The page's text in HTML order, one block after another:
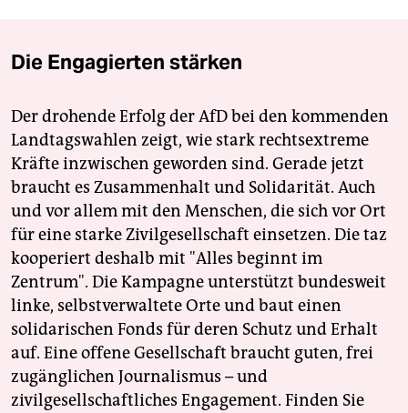
Die Engagierten stärken
Der drohende Erfolg der AfD bei den kommenden
Landtagswahlen zeigt, wie stark rechtsextreme
Kräfte inzwischen geworden sind. Gerade jetzt
braucht es Zusammenhalt und Solidarität. Auch
und vor allem mit den Menschen, die sich vor Ort
für eine starke Zivilgesellschaft einsetzen. Die taz
kooperiert deshalb mit "Alles beginnt im
Zentrum". Die Kampagne unterstützt bundesweit
linke, selbstverwaltete Orte und baut einen
solidarischen Fonds für deren Schutz und Erhalt
auf. Eine offene Gesellschaft braucht guten, frei
zugänglichen Journalismus – und
zivilgesellschaftliches Engagement. Finden Sie